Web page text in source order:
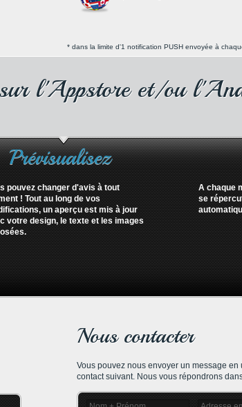
* dans la limite d'1 notification PUSH envoyée à
l'Appstore et/ou
Prévisualisez
pouvez changer d'avis à tout
! Tout au long de vos
un aperçu est mis à jour
votre design, le texte et les images
A chaque
se
Nous contacter
Vous pouvez nous envoyer un message en
contact suivant. Nous vous répondrons